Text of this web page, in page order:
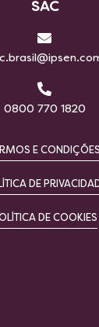
SAC
0800 770 1820
E CONDIÇÕES
DE
DE COOKIES